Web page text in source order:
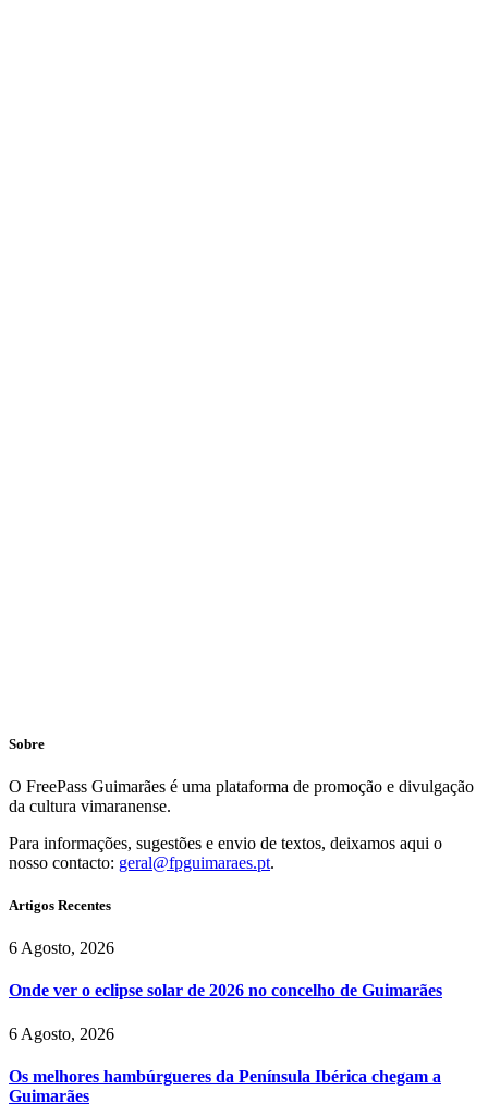
Sobre
O FreePass Guimarães é uma plataforma de promoção e divulgação
da cultura vimaranense.
Para informações, sugestões e envio de textos, deixamos aqui o
nosso contacto: geral@fpguimaraes.pt.
Artigos Recentes
6 Agosto, 2026
Onde ver o eclipse solar de 2026 no concelho de Guimarães
6 Agosto, 2026
Os melhores hambúrgueres da Península Ibérica chegam a
Guimarães